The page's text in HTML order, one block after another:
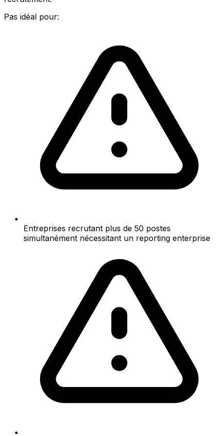
Pas idéal pour:
Entreprises recrutant plus de 50 postes
simultanément nécessitant un reporting enterprise